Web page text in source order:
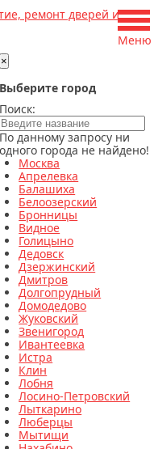
×
Выберите город
Поиск:
По данному запросу ни
одного города не найдено!
Москва
Апрелевка
Балашиха
Белоозерский
Бронницы
Видное
Голицыно
Дедовск
Дзержинский
Дмитров
Долгопрудный
Домодедово
Жуковский
Звенигород
Ивантеевка
Истра
Клин
Лобня
Лосино-Петровский
Лыткарино
Люберцы
Мытищи
Меню